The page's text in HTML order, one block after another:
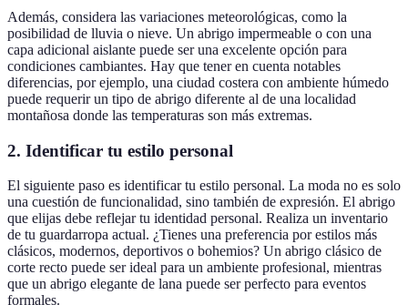
Además, considera las variaciones meteorológicas, como la
posibilidad de lluvia o nieve. Un abrigo impermeable o con una
capa adicional aislante puede ser una excelente opción para
condiciones cambiantes. Hay que tener en cuenta notables
diferencias, por ejemplo, una ciudad costera con ambiente húmedo
puede requerir un tipo de abrigo diferente al de una localidad
montañosa donde las temperaturas son más extremas.
2. Identificar tu estilo personal
El siguiente paso es identificar tu estilo personal. La moda no es solo
una cuestión de funcionalidad, sino también de expresión. El abrigo
que elijas debe reflejar tu identidad personal. Realiza un inventario
de tu guardarropa actual. ¿Tienes una preferencia por estilos más
clásicos, modernos, deportivos o bohemios? Un abrigo clásico de
corte recto puede ser ideal para un ambiente profesional, mientras
que un abrigo elegante de lana puede ser perfecto para eventos
formales.